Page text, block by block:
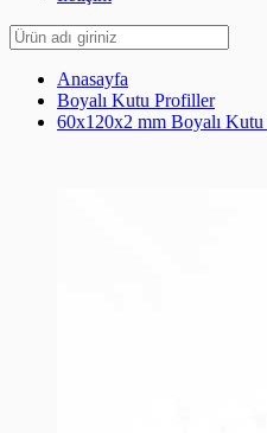
Anasayfa
Boyalı Kutu Profiller
60x120x2 mm Boyalı